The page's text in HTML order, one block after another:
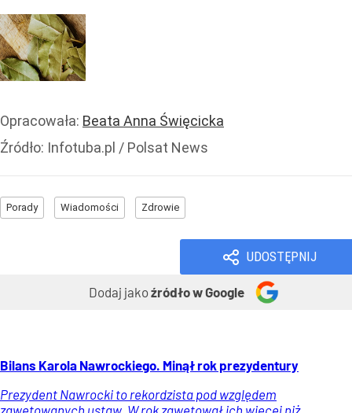
Opracowała: Beata Anna Święcicka
Źródło: Infotuba.pl / Polsat News
Porady Wiadomości Zdrowie
UDOSTĘPNIJ
Dodaj jakoźródło w Google
Bilans Karola Nawrockiego. Minął rok prezydentury
Prezydent Nawrocki to rekordzista pod względem
zawetowanych ustaw. W rok zawetował ich więcej niż